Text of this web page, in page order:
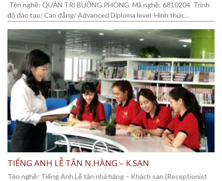
Tên nghề: QUẢN TRỊ BUỒNG PHÒNG Mã nghề: 6810204 Trình
độ đào tạo: Cao đẳng/ Advanced Diploma level Hình thức...
TIẾNG ANH LỄ TÂN N.HÀNG – K.SẠN
Tên nghề: Tiếng Anh Lễ tân nhà hàng – Khách sạn (Receptionist